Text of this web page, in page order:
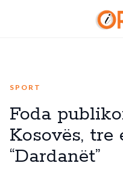
SPORT
Foda
Kosovës,
“Dardanët”